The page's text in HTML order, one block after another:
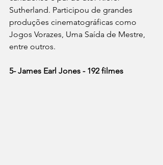
Sutherland. Participou de grandes
produções cinematográficas como
Jogos Vorazes, Uma Saída de Mestre,
entre outros.
5- James Earl Jones - 192 filmes